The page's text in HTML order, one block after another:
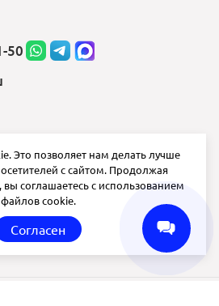
50
Это позволяет нам делать лучше
с сайтом. Продолжая
вы соглашаетесь с использованием
файлов cookie.
Согласен